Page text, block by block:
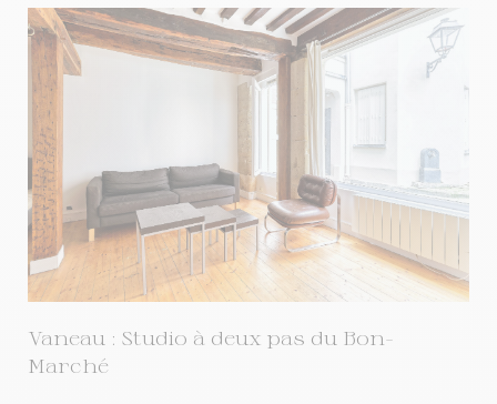
Vaneau : Studio à deux pas du Bon-
Marché